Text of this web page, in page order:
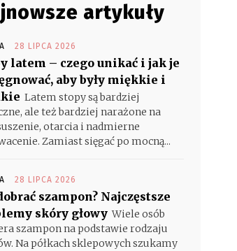
artykuły
28 LIPCA 2026
latem – czego unikać i jak je
aby były miękkie i
Latem stopy są bardziej
ale też bardziej narażone na
otarcia i nadmierne
Zamiast sięgać po mocną...
28 LIPCA 2026
szampon? Najczęstsze
skóry głowy Wiele osób
szampon na podstawie rodzaju
Na półkach sklepowych szukamy